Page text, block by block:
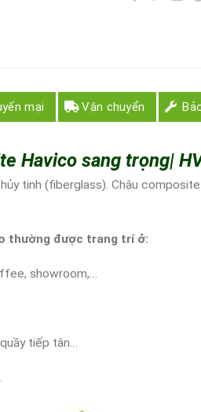
mại Vận chuyển
Havico sang trọng|
tinh (fiberglass). Chậu
thường được trang trí ở:
showroom,…
tiếp tân…